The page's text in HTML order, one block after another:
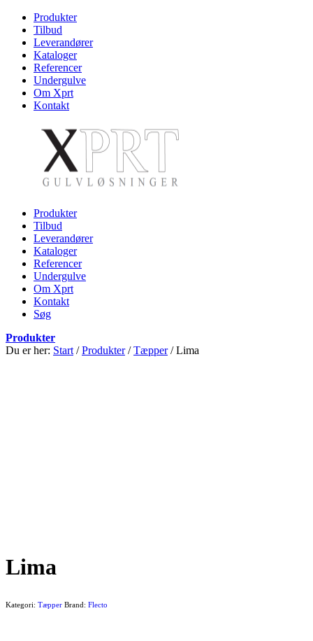
Produkter
Tilbud
Leverandører
Kataloger
Referencer
Undergulve
Om Xprt
Kontakt
Produkter
Tilbud
Leverandører
Kataloger
Referencer
Undergulve
Om Xprt
Kontakt
Søg
Produkter
Du er her: Start / Produkter / Tæpper / Lima
Lima
Kategori: Tæpper Brand: Flecto